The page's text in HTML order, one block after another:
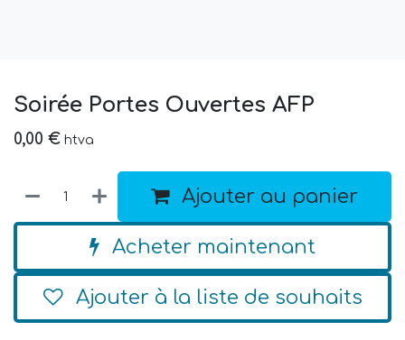
Soirée Portes Ouvertes AFP
0,00 € htva
Ajouter au panier
Acheter maintenant
Ajouter à la liste de souhaits